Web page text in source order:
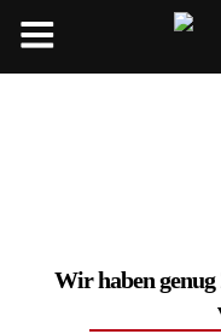
Wir haben